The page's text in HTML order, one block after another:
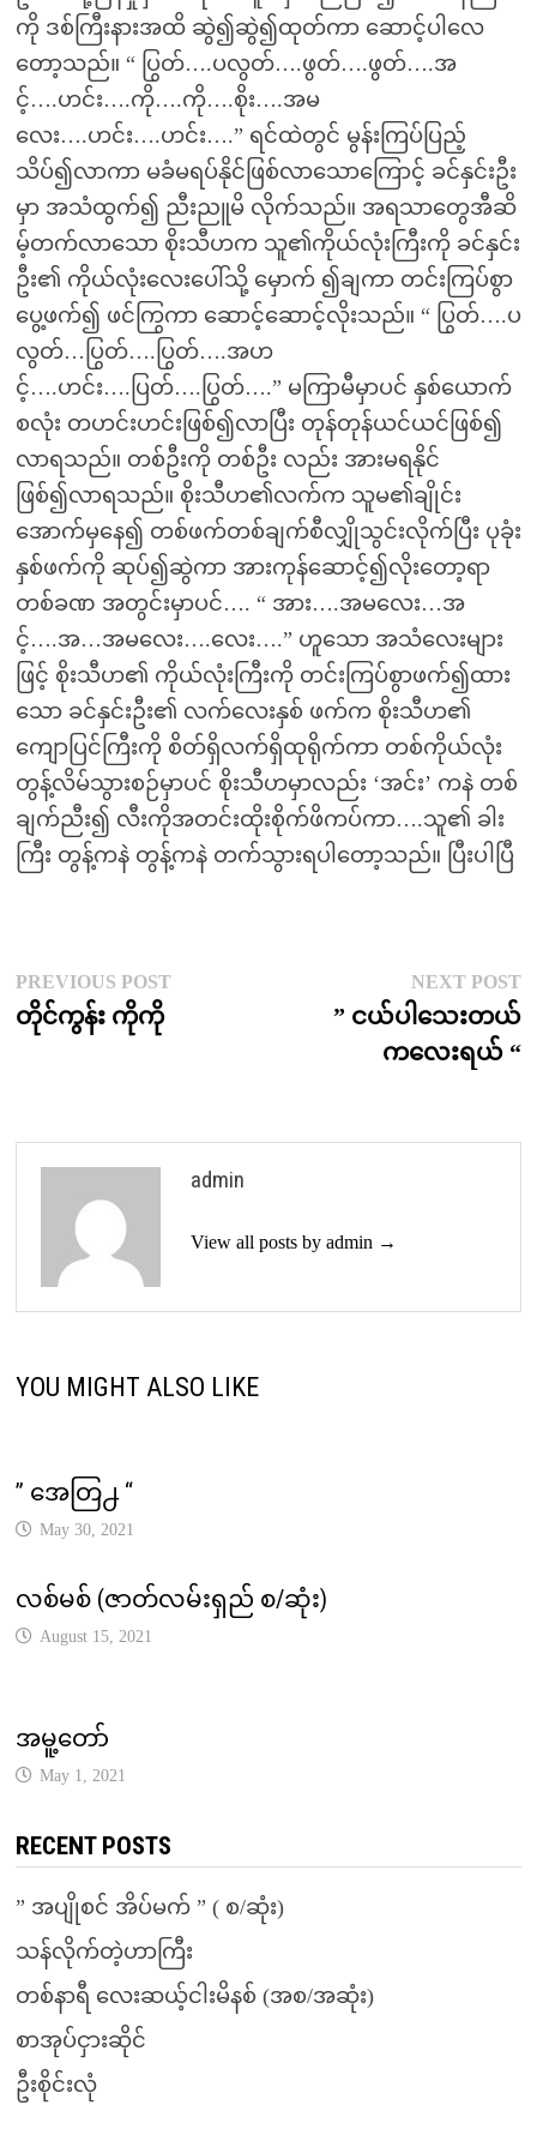
ကို ဒစ်ကြီးနားအထိ ဆွဲ၍ဆွဲ၍ထုတ်ကာ ဆောင့်ပါလေ
တော့သည်။ “ ပြွတ်….ပလွတ်….ဖွတ်….ဖွတ်….အ
င့်….ဟင်း….ကို….ကို….စိုး….အမ
လေး….ဟင်း….ဟင်း….” ရင်ထဲတွင် မွန်းကြပ်ပြည့်
သိပ်၍လာကာ မခံမရပ်နိုင်ဖြစ်လာသောကြောင့် ခင်နှင်းဦး
မှာ အသံထွက်၍ ညီးညူမိ လိုက်သည်။ အရသာတွေအီဆိ
မ့်တက်လာသော စိုးသီဟက သူ၏ကိုယ်လုံးကြီးကို ခင်နှင်း
ဦး၏ ကိုယ်လုံးလေးပေါ်သို့ မှောက် ၍ချကာ တင်းကြပ်စွာ
ပွေ့ဖက်၍ ဖင်ကြွကာ ဆောင့်ဆောင့်လိုးသည်။ “ ပြွတ်….ပ
လွတ်…ပြွတ်….ပြွတ်….အဟ
င့်….ဟင်း….ပြတ်….ပြွတ်….” မကြာမီမှာပင် နှစ်ယောက်
စလုံး တဟင်းဟင်းဖြစ်၍လာပြီး တုန်တုန်ယင်ယင်ဖြစ်၍
လာရသည်။ တစ်ဦးကို တစ်ဦး လည်း အားမရနိုင်
ဖြစ်၍လာရသည်။ စိုးသီဟ၏လက်က သူမ၏ချိုင်း
အောက်မှနေ၍ တစ်ဖက်တစ်ချက်စီလျှိုသွင်းလိုက်ပြီး ပုခုံး
နှစ်ဖက်ကို ဆုပ်၍ဆွဲကာ အားကုန်ဆောင့်၍လိုးတော့ရာ
တစ်ခဏ အတွင်းမှာပင်…. “ အား….အမလေး…အ
င့်….အ…အမလေး….လေး….” ဟူသော အသံလေးများ
ဖြင့် စိုးသီဟ၏ ကိုယ်လုံးကြီးကို တင်းကြပ်စွာဖက်၍ထား
သော ခင်နှင်းဦး၏ လက်လေးနှစ် ဖက်က စိုးသီဟ၏
ကျောပြင်ကြီးကို စိတ်ရှိလက်ရှိထုရိုက်ကာ တစ်ကိုယ်လုံး
တွန့်လိမ်သွားစဉ်မှာပင် စိုးသီဟမှာလည်း ‘အင်း’ ကနဲ တစ်
ချက်ညီး၍ လီးကိုအတင်းထိုးစိုက်ဖိကပ်ကာ….သူ၏ ခါး
ကြီး တွန့်ကနဲ တွန့်ကနဲ တက်သွားရပါတော့သည်။ ပြီးပါပြီ
Post
navigation
PREVIOUS POSTPrevious
တိုင်ကွန်း ကိုကို
NEXT POST
” ငယ်ပါသေးတယ်
ကလေးရယ် “
admin
View all posts by admin →
YOU MIGHT ALSO LIKE
” အေတြ႕ “
May 30, 2021
လစ်မစ် (ဇာတ်လမ်းရှည် စ/ဆုံး)
August 15, 2021
အမူ့တော်
May 1, 2021
RECENT POSTS
” အပျိုစင် အိပ်မက် ” ( စ/ဆုံး)
သန်လိုက်တဲ့ဟာကြီး
တစ်နာရီ လေးဆယ့်ငါးမိနစ် (အစ/အဆုံး)
စာအုပ်ငှားဆိုင်
ဦးစိုင်းလုံ